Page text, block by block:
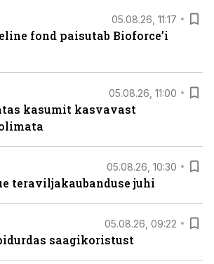
05.08.26, 11:17
fond paisutab Bioforce’i
05.08.26, 11:00
kasumit kasvavast
05.08.26, 10:30
teraviljakaubanduse juhi
05.08.26, 09:22
saagikoristust